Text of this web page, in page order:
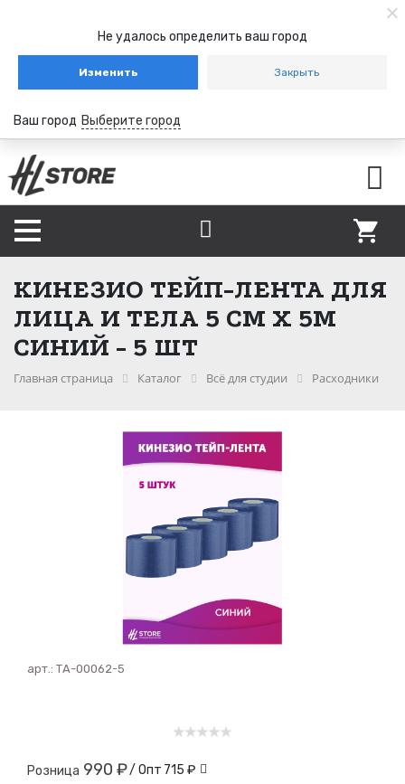
Не удалось определить ваш город
Изменить Закрыть
Ваш город Выберите город
КИНЕЗИО ТЕЙП-ЛЕНТА ДЛЯ
ЛИЦА И ТЕЛА 5 СМ Х 5М
СИНИЙ - 5 ШТ
Главная страница Каталог Всё для студии Расходники
арт.: ТА-00062-5
Розница 990 ₽/ Опт 715 ₽